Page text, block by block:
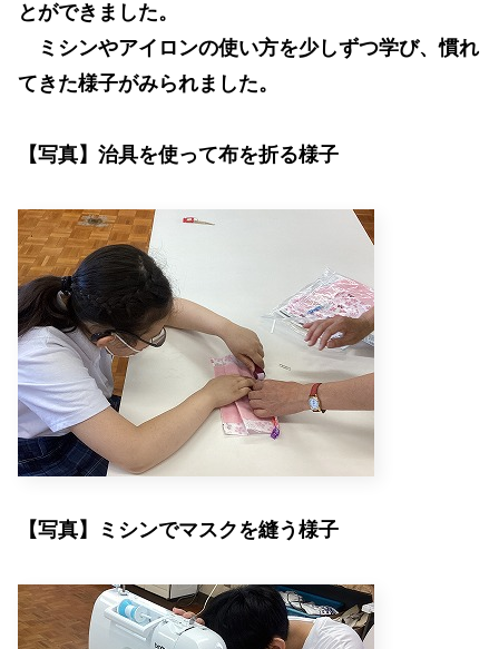
とができました。
ミシンやアイロンの使い方を少しずつ学び、慣れ
てきた様子がみられました。
【写真】治具を使って布を折る様子
【写真】ミシンでマスクを縫う様子